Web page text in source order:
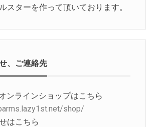
スターを作って頂いております。
、ご連絡先
ンラインショップはこちら
shop/
はこちら